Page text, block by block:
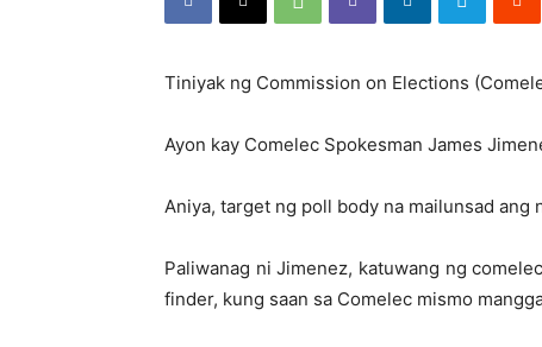
Tiniyak ng Commission on Elections
Ayon kay Comelec Spokesman James
Aniya, target ng poll body na mailunsad
Paliwanag ni Jimenez, katuwang ng
finder, kung saan sa Comelec mismo